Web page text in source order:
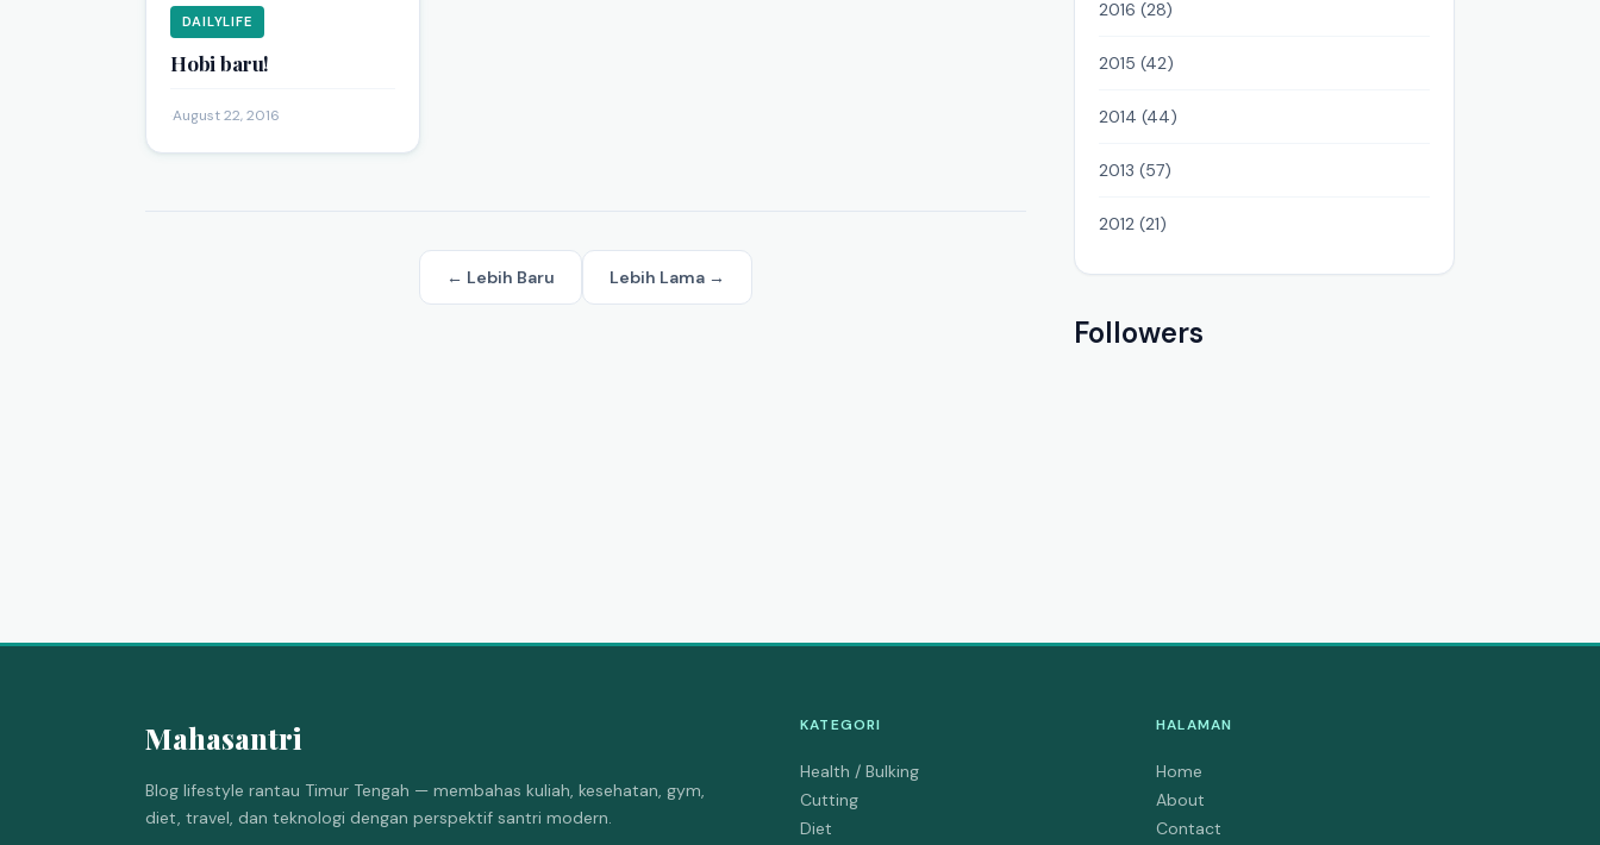
DAILYLIFE
Hobi baru!
August 22, 2016
← Lebih Baru Lebih Lama →
2016 (28)
2015 (42)
2014 (44)
2013 (57)
2012 (21)
Followers
Mahasantri
Blog lifestyle rantau Timur Tengah — membahas kuliah, kesehatan, gym,
diet, travel, dan teknologi dengan perspektif santri modern.
KATEGORI
Health / Bulking
Cutting
Diet
HALAMAN
Home
About
Contact